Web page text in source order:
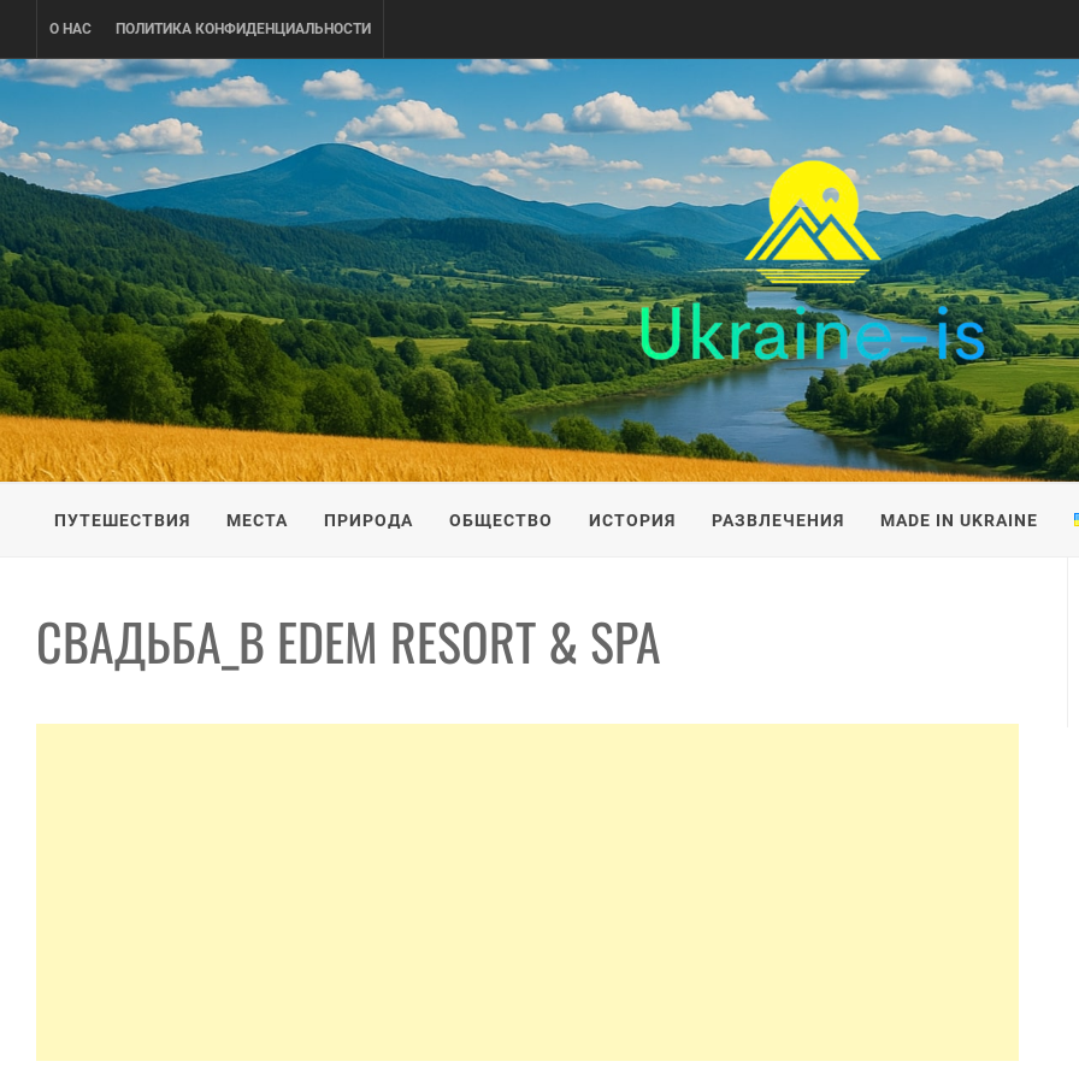
content
О НАС ПОЛИТИКА КОНФИДЕНЦИАЛЬНОСТИ
UKRAINE-IS
ПУТЕШЕСТВИЕ ПО УКРАИНЕ
ПУТЕШЕСТВИЯ МЕСТА ПРИРОДА ОБЩЕСТВО ИСТОРИЯ РАЗВЛЕЧЕНИЯ MADE IN UKRAINE
СВАДЬБА_В EDEM RESORT & SPA